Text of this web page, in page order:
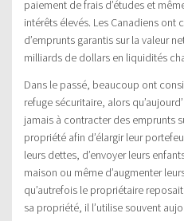
paiement de frais d’études et
intérêts élevés. Les Canadiens
d’emprunts garantis sur la valeur
milliards de dollars en liquidités
Dans le passé, beaucoup ont
refuge sécuritaire, alors
jamais à contracter des emprunts
propriété afin d’élargir leur
leurs dettes, d’envoyer leurs
maison ou même d’augmenter
qu’autrefois le propriétaire
sa propriété, il l’utilise souvent